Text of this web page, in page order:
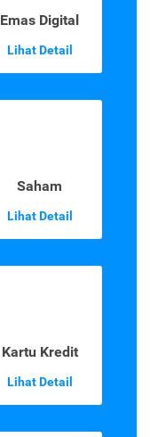
Emas Digital
Lihat Detail
Saham
Lihat Detail
Kartu Kredit
Lihat Detail